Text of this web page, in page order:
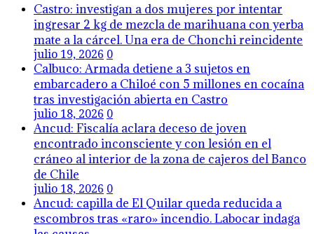
Castro: investigan a dos mujeres por intentar
ingresar 2 kg de mezcla de marihuana con yerba
mate a la cárcel. Una era de Chonchi reincidente
julio 19, 2026 0
Calbuco: Armada detiene a 3 sujetos en
embarcadero a Chiloé con 5 millones en cocaína
tras investigación abierta en Castro
julio 18, 2026 0
Ancud: Fiscalía aclara deceso de joven
encontrado inconsciente y con lesión en el
cráneo al interior de la zona de cajeros del Banco
de Chile
julio 18, 2026 0
Ancud: capilla de El Quilar queda reducida a
escombros tras «raro» incendio. Labocar indaga